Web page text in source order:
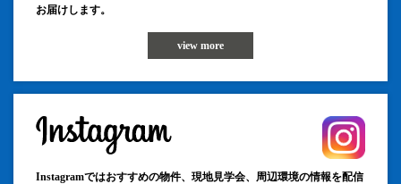
お届けします。
view more
Instagramではおすすめの物件、現地見学会、周辺環境の情報を配信